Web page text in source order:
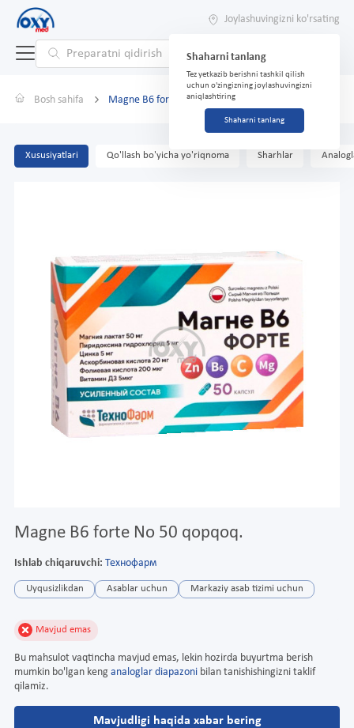
Joylashuvingizni ko'rsating
Shaharni tanlang
Tez yetkazib berishni tashkil qilish
uchun o'zingizning joylashuvingizni
aniqlashtiring
Shaharni tanlang
Bosh sahifa Magne B6 forte No 50 qopqoq.
Xususiyatlari Qo'llash bo'yicha yo'riqnoma Sharhlar
Magne B6 forte No 50 qopqoq.
Ishlab chiqaruvchi: Технофарм
Uyqusizlikdan Asablar uchun Markaziy asab tizimi uchun
Mavjud emas
Bu mahsulot vaqtincha mavjud emas, lekin hozirda buyurtma berish
mumkin bo'lgan keng analoglar diapazoni bilan tanishishingizni taklif
qilamiz.
Mavjudligi haqida xabar bering